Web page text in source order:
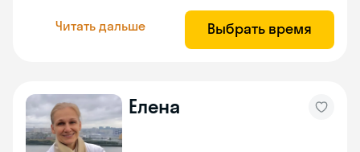
Читать дальше Выбрать время
Елена